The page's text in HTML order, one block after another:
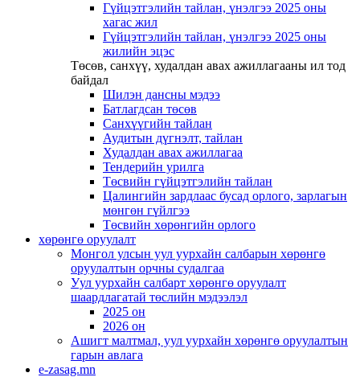
Гүйцэтгэлийн тайлан, үнэлгээ 2025 оны
хагас жил
Гүйцэтгэлийн тайлан, үнэлгээ 2025 оны
жилийн эцэс
Төсөв, санхүү, худалдан авах ажиллагааны ил тод
байдал
Шилэн дансны мэдээ
Батлагдсан төсөв
Санхүүгийн тайлан
Аудитын дүгнэлт, тайлан
Худалдан авах ажиллагаа
Тендерийн урилга
Төсвийн гүйцэтгэлийн тайлан
Цалингийн зардлаас бусад орлого, зарлагын
мөнгөн гүйлгээ
Төсвийн хөрөнгийн орлого
хөрөнгө оруулалт
Монгол улсын уул уурхайн салбарын хөрөнгө
оруулалтын орчны судалгаа
Уул уурхайн салбарт хөрөнгө оруулалт
шаардлагатай төслийн мэдээлэл
2025 он
2026 он
Ашигт малтмал, уул уурхайн хөрөнгө оруулалтын
гарын авлага
e-zasag.mn